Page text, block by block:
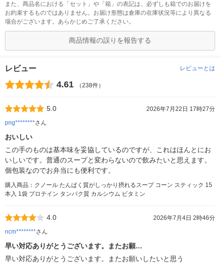
また、商品名における「セット」や「箱」の表記は、必ずしも箱でのお届けを
お約束するものではありません。お届け形態は倉庫の在庫状況等により異なる
場合がございます。あらかじめご了承ください。
商品情報の誤りを報告する
レビュー レビューとは
4.61 （238件）
5.0
2026年7月22日 17時27分
png********さん
おいしい
この手のものは基本味を妥協しているのですが、これはほんとにお
いしいです。普通のスープと変わらないので飲みたいと思えます。
個包装なのでお弁当にも便利です。
購入商品：クノール たんぱく質がしっかり摂れるスープ コーン スティック 15
本入 1袋 プロテイン タンパク質 カルシウム ビタミン
4.0
2026年7月4日 2時46分
ncm********さん
早い対応ありがとうございます。またお願…
早い対応ありがとうございます。またお願いしたいと思う